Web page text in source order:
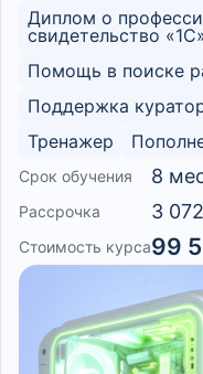
Диплом о
свидетельство
Помощь в поиске
Поддержка
Тренажер
Срок обучения 8
Рассрочка 3
Стоимость курса99